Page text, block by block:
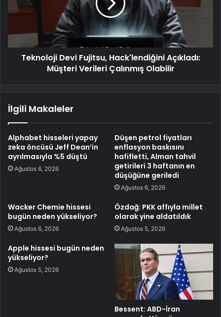
Teknoloji Devi Fujitsu, Hack'lendiğini Açıkladı:
Müşteri Verileri Çalınmış Olabilir
İlgili Makaleler
Alphabet hisseleri yapay
zeka öncüsü Jeff Dean’in
ayrılmasıyla %5 düştü
Ağustos 6, 2026
Düşen petrol fiyatları
enflasyon baskısını
hafifletti, Alman tahvil
getirileri 3 haftanın en
düşüğüne geriledi
Ağustos 6, 2026
Wacker Chemie hissesi
bugün neden yükseliyor?
Ağustos 6, 2026
Özdağ: PKK affıyla millet
olarak yine aldatıldık
Ağustos 5, 2026
Apple hissesi bugün neden
yükseliyor?
Ağustos 5, 2026
Bessent: ABD-İran